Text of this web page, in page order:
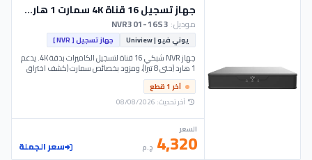
جهاز تسجيل 16 قناة 4K سمارت 1 هارد | NVR301-16S3 UNV
موديل:
يوني فيو | Uniview جهاز تسجيل [ NVR ]
جهاز NVR شبكي 16 قناة لتسجيل الكاميرات بدقة 4K. يدعم
1 هارد (حتى 8 تيرا)، ومزود بخصائص سمارت (كشف اختراق
وحركة). موديل NVR301-16S3 UNV.
آخر 1 قطع
آخر تحديث: 08/08/2026
السعر
4,320 ج.م سعر الجملة